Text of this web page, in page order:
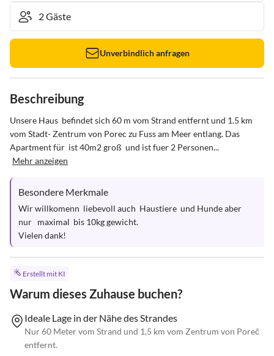
Unverbindlich anfragen
Beschreibung
Unsere Haus  befindet sich 60 m vom Strand entfernt und 1.5 km
vom Stadt- Zentrum von Porec zu Fuss am Meer entlang. Das
Apartment für  ist 40m2 groß  und ist fuer 2 Personen...
Mehr anzeigen
Besondere Merkmale
Wir willkomenn  liebevoll auch  Haustiere  und Hunde aber
nur   maximal  bis 10kg gewicht.
Vielen dank!
Erstellt mit KI
Warum dieses Zuhause buchen?
Ideale Lage in der Nähe des Strandes
Nur 60 Meter vom Strand und 1,5 km vom Zentrum von Poreč
entfernt.